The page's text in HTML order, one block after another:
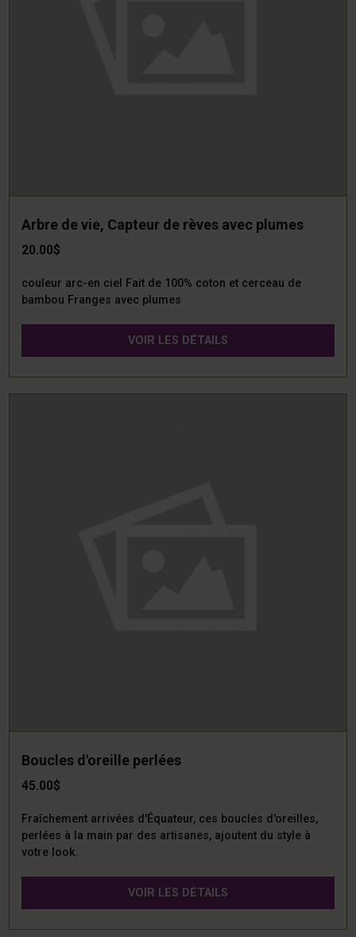
Arbre de vie, Capteur de rèves avec plumes
20.00$
couleur arc-en ciel Fait de 100% coton et cerceau de
bambou Franges avec plumes
VOIR LES DÉTAILS
Boucles d'oreille perlées
45.00$
Fraîchement arrivées d'Équateur, ces boucles d'oreilles,
perlées à la main par des artisanes, ajoutent du style à
votre look.
VOIR LES DÉTAILS